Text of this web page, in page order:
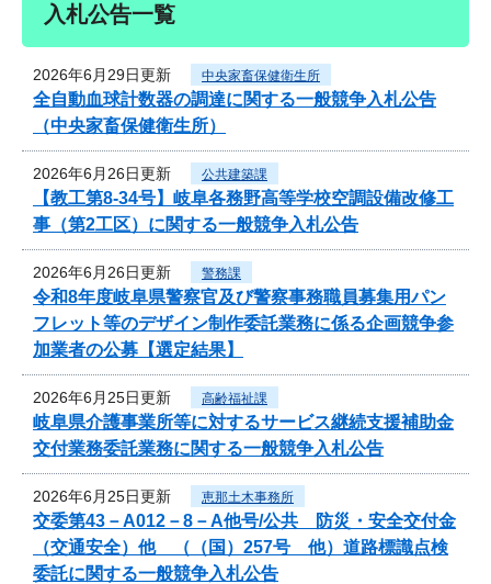
入札公告一覧
2026年6月29日更新 中央家畜保健衛生所
全自動血球計数器の調達に関する一般競争入札公告
（中央家畜保健衛生所）
2026年6月26日更新 公共建築課
【教工第8-34号】岐阜各務野高等学校空調設備改修工
事（第2工区）に関する一般競争入札公告
2026年6月26日更新 警務課
令和8年度岐阜県警察官及び警察事務職員募集用パン
フレット等のデザイン制作委託業務に係る企画競争参
加業者の公募【選定結果】
2026年6月25日更新 高齢福祉課
岐阜県介護事業所等に対するサービス継続支援補助金
交付業務委託業務に関する一般競争入札公告
2026年6月25日更新 恵那土木事務所
交委第43－A012－8－A他号/公共 防災・安全交付金
（交通安全）他 （（国）257号 他）道路標識点検
委託に関する一般競争入札公告